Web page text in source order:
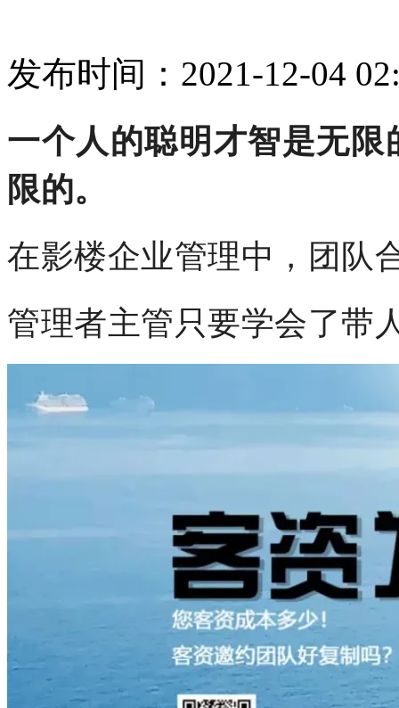
发布时间：2021-12-04
一个人的聪明才智是无
限的。
在影楼企业管理中，团队
管理者主管只要学会了带